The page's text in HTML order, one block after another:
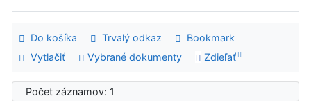
Do košíka Trvalý odkaz
Bookmark
Vytlačiť
Vybrané dokumenty Zdieľať
Počet záznamov: 1